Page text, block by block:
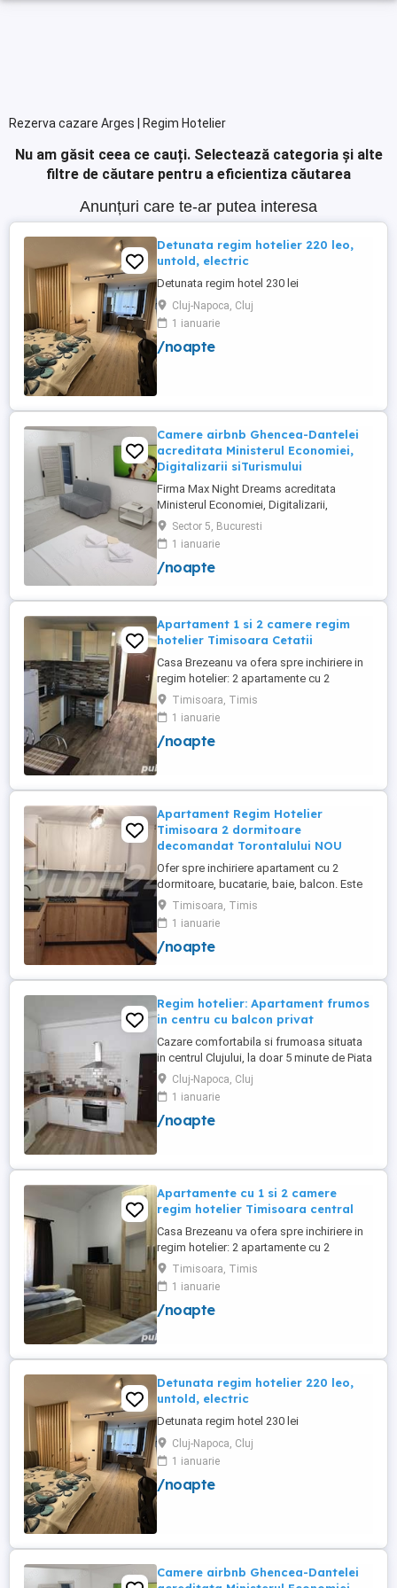
Rezerva cazare Arges | Regim Hotelier
Nu am găsit ceea ce cauți. Selectează categoria și alte
filtre de căutare pentru a eficientiza căutarea
Anunțuri care te-ar putea interesa
Detunata regim hotelier 220 leo,
untold, electric
Detunata regim hotel 230 lei
Cluj-Napoca, Cluj
1 ianuarie
/noapte
Camere airbnb Ghencea-Dantelei
acreditata Ministerul Economiei,
Digitalizarii siTurismului
Firma Max Night Dreams acreditata
Ministerul Economiei, Digitalizarii,
Antreprenoriatului si Turismului închiriază
in regim hotelier in zona Drumul Taberei -
Ghencea diferite tipuri de camere Camera
single cu o suprafață totală de 16mp
cu o suprafață totală de ...
Sector 5, Bucuresti
1 ianuarie
/noapte
Apartament 1 si 2 camere regim
hotelier Timisoara Cetatii
Casa Brezeanu va ofera spre inchiriere in
regim hotelier: 2 apartamente cu 2
dormitoare, baie si bucatarie proprie. (4
locuri cazare in fiecare apartament) 1
apartament cu 1 dormitor, baie si
bucatarie proprie. (3 locuri cazare) Fiecare
Timisoara, Timis
1 ianuarie
/noapte
Apartament Regim Hotelier
Timisoara 2 dormitoare
decomandat Torontalului NOU
Ofer spre inchiriere apartament cu 2
dormitoare, bucatarie, baie, balcon. Este
complet utilat si mobilat nou, clima,
internet, tv, video interfon masina de
spalat haine, lenjerii, prosoape,
consumabile. In incinta complexului de
de joaca pentru copii. Apartamentul ...
Timisoara, Timis
1 ianuarie
/noapte
Regim hotelier: Apartament frumos
in centru cu balcon privat
Cazare comfortabila si frumoasa situata
in centrul Clujului, la doar 5 minute de Piata
Mihai Viteazu, intr-un bloc nou.
Apartamentul este mobilat si utilat
complet, avand aragaz, hota, cuptor de
microunde, fierbator de apa, masina de
Cluj-Napoca, Cluj
1 ianuarie
/noapte
Apartamente cu 1 si 2 camere
regim hotelier Timisoara central
Casa Brezeanu va ofera spre inchiriere in
regim hotelier: 2 apartamente cu 2
dormitoare, baie si bucatarie proprie. (4
locuri cazare in fiecare apartament) 1
apartament cu 1 dormitor, baie si
bucatarie proprie. (3 locuri cazare) Fiecare
Timisoara, Timis
1 ianuarie
/noapte
Detunata regim hotelier 220 leo,
untold, electric
Detunata regim hotel 230 lei
Cluj-Napoca, Cluj
1 ianuarie
/noapte
Camere airbnb Ghencea-Dantelei